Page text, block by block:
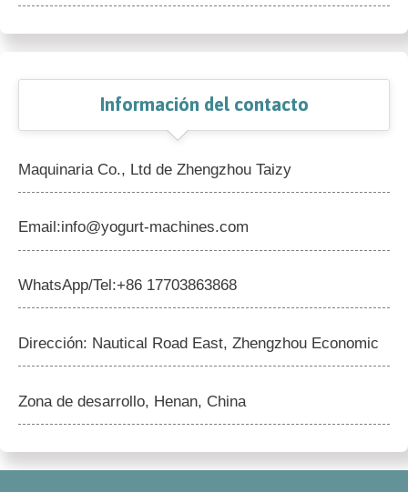
Información del contacto
Maquinaria Co., Ltd de Zhengzhou Taizy
Email:info@yogurt-machines.com
WhatsApp/Tel:+86 17703863868
Dirección: Nautical Road East, Zhengzhou Economic
Zona de desarrollo, Henan, China